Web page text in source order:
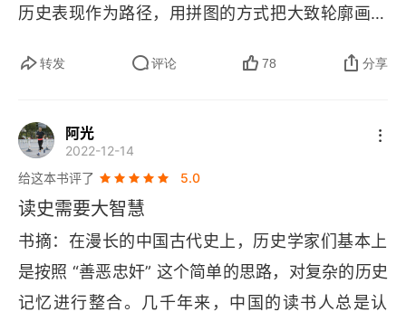
第五篇 秦以后王朝的周期性崩溃
第二十四章 关于“封建”与“郡县”的2000年争论
第二十六章 为什么秦之后不停地治乱循环
第二十七章 沉重的“轻徭薄赋”
第二十八章 名义税率与实际税率
第二十九章 欧洲没有“官逼民反”
是避免出现可以威胁中央的地方，皇权可以通过郡
县延申到各个地方，加强中央集权；坏处就是地方
以后，中国历史呈现周期性的崩坏与更替，新朝代
总是会警惕上一个朝代的灭国原因，可是旧的问题
解决，新的问题接踵而至。例如汉朝看见秦朝过度
劳役民众，导致陈胜吴广起义，汉高祖刘邦称帝后
马上轻徭薄赋，休养生息；再如唐朝后期的藩镇割
据，国家无法管控地方，宋朝吸取教训重文轻武，
历史表现作为路径，用拼图的方式把大致轮廓画了
全文又纵又横，以纵为骨讲述中国历史，用横联系
马由缰，实则自有作者写作意图行走的逻辑。通过
的篇幅尽可能将清楚中国历史脉络。
转发 评论 78 分享
阿光
2022-12-14
给这本书评了
5.0
读史需要大智慧
书摘：在漫长的中国古代史上，历史学家们基本上
是按照 “善恶忠奸” 这个简单的思路，对复杂的历史
记忆进行整合。几千年来，中国的读书人总是认